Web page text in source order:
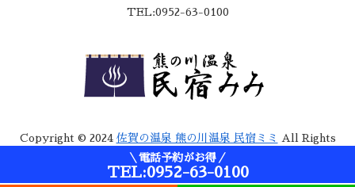
TEL:0952-63-0100
Copyright © 2024 佐賀の温泉 熊の川温泉 民宿ミミ
All Rights
Reserved.
＼電話予約がお得／
TEL:0952-63-0100